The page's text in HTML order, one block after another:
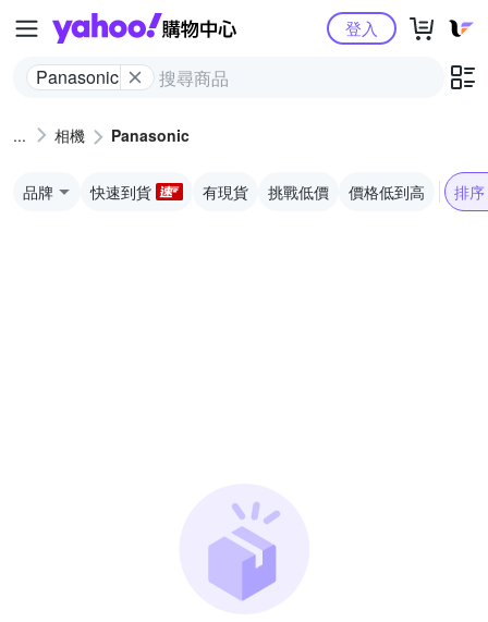
Yahoo購物中心
Panasonic
登入
相機 Panasonic
品牌 快速到貨 有現貨 挑戰低價 價格低到高 排序